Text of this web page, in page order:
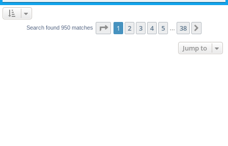
Search found 950 matches Page 1of 38
1 2 3 4 5 … 38
Jump to